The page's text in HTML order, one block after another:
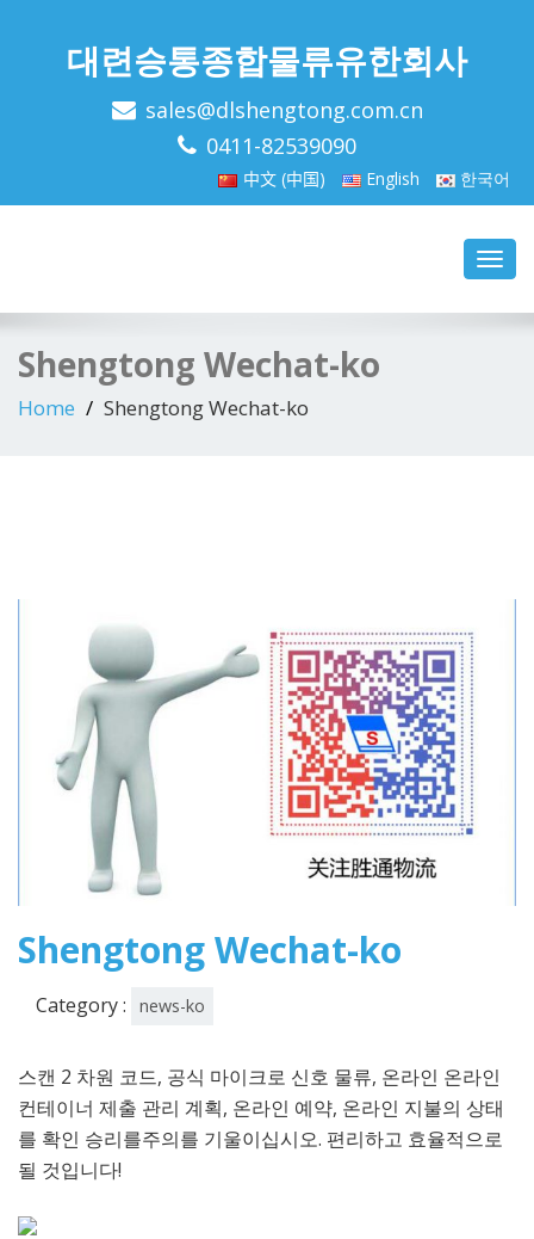
대련승통종합물류유한회사
sales@dlshengtong.com.cn
0411-82539090
中文 (中国) English 한국어
Shengtong Wechat-ko
Home Shengtong Wechat-ko
Shengtong Wechat-ko
Category : news-ko
스캔 2 차원 코드, 공식 마이크로 신호 물류, 온라인 온라인
컨테이너 제출 관리 계획, 온라인 예약, 온라인 지불의 상태
를 확인 승리를주의를 기울이십시오. 편리하고 효율적으로
될 것입니다!